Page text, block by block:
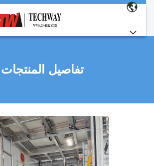
تفاصيل المنتجات